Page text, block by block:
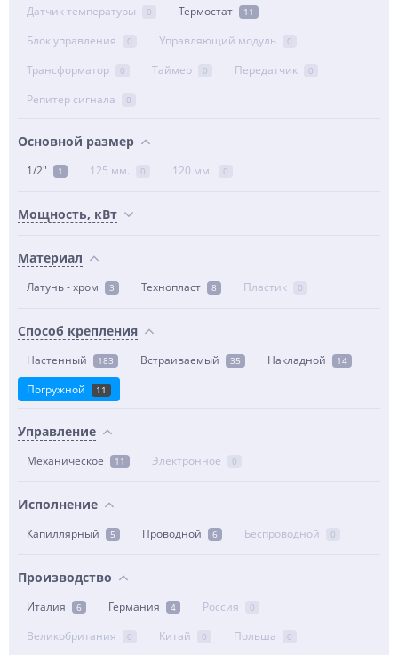
Датчик температуры 0 Термостат 11
Блок управления 0 Управляющий модуль 0
Трансформатор 0 Таймер 0 Передатчик 0
Репитер сигнала 0
Основной размер
1/2" 1 125 мм. 0 120 мм. 0
Мощность, кВт
Материал
Латунь - хром 3 Технопласт 8 Пластик 0
Способ крепления
Настенный 183 Встраиваемый 35 Накладной 14
Погружной 11
Управление
Механическое 11 Электронное 0
Исполнение
Капиллярный 5 Проводной 6 Беспроводной 0
Производство
Италия 6 Германия 4 Россия 0
Великобритания 0 Китай 0 Польша 0